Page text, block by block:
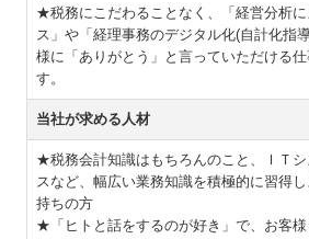
★税務にこだわることなく、「経営分析
ス」や「経理事務のデジタル化(自計化指
様に「ありがとう」と言っていただける
す。
当社が求める人材
★税務会計知識はもちろんのこと、ＩＴ
スなど、幅広い業務知識を積極的に習得
持ちの方
★「ヒトと話をするのが好き」で、お客